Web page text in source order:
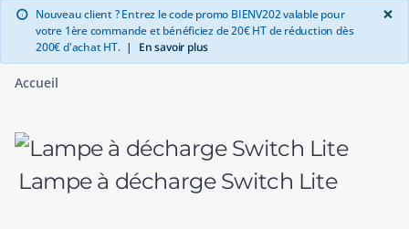
info Nouveau client ? Entrez le code promo BIENV202 valable pour
votre 1ère commande et bénéficiez de 20€ HT de réduction dès
200€ d'achat HT. | En savoir plus
×
Accueil
Lampe à décharge Switch Lite